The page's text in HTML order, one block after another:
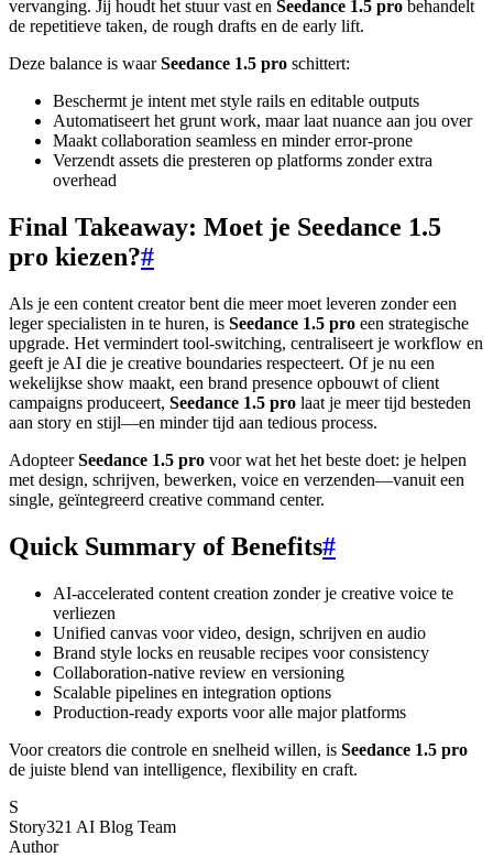
vervanging. Jij houdt het stuur vast en Seedance 1.5 pro behandelt
de repetitieve taken, de rough drafts en de early lift.
Deze balance is waarSeedance 1.5 pro schittert:
Beschermt je intent met style rails en editable outputs
Automatiseert het grunt work, maar laat nuance aan jou over
Maakt collaboration seamless en minder error-prone
Verzendt assets die presteren op platforms zonder extra
overhead
Final Takeaway: Moet je Seedance 1.5
pro kiezen?#
Als je een content creator bent die meer moet leveren zonder een
leger specialisten in te huren, is Seedance 1.5 pro een strategische
upgrade. Het vermindert tool-switching, centraliseert je workflow en
geeft je AI die je creative boundaries respecteert. Of je nu een
wekelijkse show maakt, een brand presence opbouwt of client
campaigns produceert, Seedance 1.5 pro laat je meer tijd besteden
aan story en stijl—en minder tijd aan tedious process.
AdopteerSeedance 1.5 pro voor wat het het beste doet: je helpen
met design, schrijven, bewerken, voice en verzenden—vanuit een
single, geïntegreerd creative command center.
Quick Summary of Benefits#
AI-accelerated content creation zonder je creative voice te
verliezen
Unified canvas voor video, design, schrijven en audio
Brand style locks en reusable recipes voor consistency
Collaboration-native review en versioning
Scalable pipelines en integration options
Production-ready exports voor alle major platforms
Voor creators die controle en snelheid willen, is Seedance 1.5 pro
de juiste blend van intelligence, flexibility en craft.
S
Story321 AI Blog Team
Author